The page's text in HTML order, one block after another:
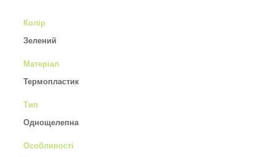
Колір
Зелений
Матеріал
Термопластик
Тип
Однощелепна
Особливості